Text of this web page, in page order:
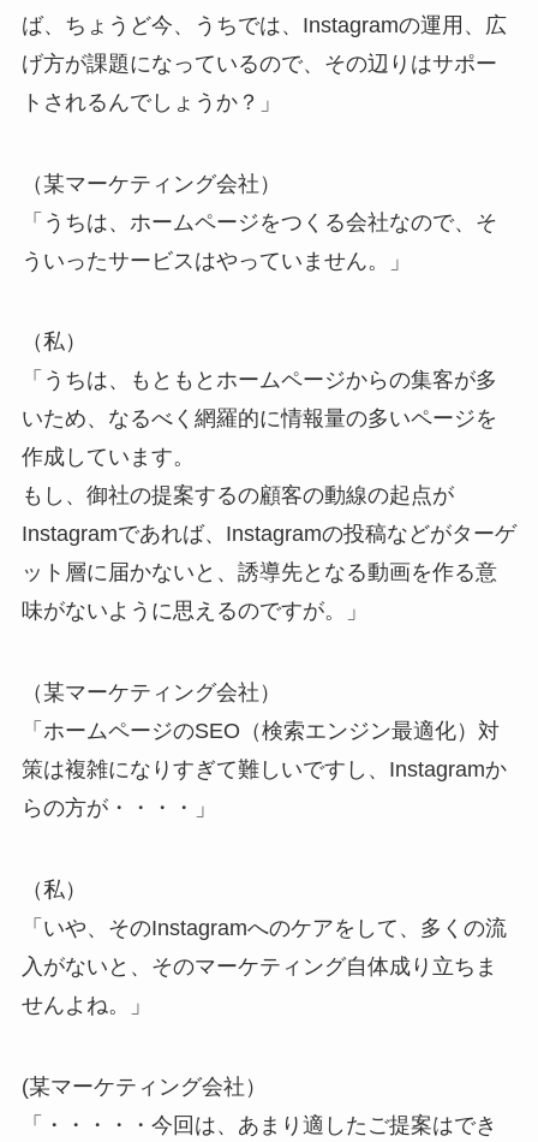
ば、ちょうど今、うちでは、Instagramの運用、広
げ方が課題になっているので、その辺りはサポー
トされるんでしょうか？」
（某マーケティング会社）
「うちは、ホームページをつくる会社なので、そ
ういったサービスはやっていません。」
（私）
「うちは、もともとホームページからの集客が多
いため、なるべく網羅的に情報量の多いページを
作成しています。
もし、御社の提案するの顧客の動線の起点が
Instagramであれば、Instagramの投稿などがターゲ
ット層に届かないと、誘導先となる動画を作る意
味がないように思えるのですが。」
（某マーケティング会社）
「ホームページのSEO（検索エンジン最適化）対
策は複雑になりすぎて難しいですし、Instagramか
らの方が・・・・」
（私）
「いや、そのInstagramへのケアをして、多くの流
入がないと、そのマーケティング自体成り立ちま
せんよね。」
(某マーケティング会社）
「・・・・・今回は、あまり適したご提案はでき